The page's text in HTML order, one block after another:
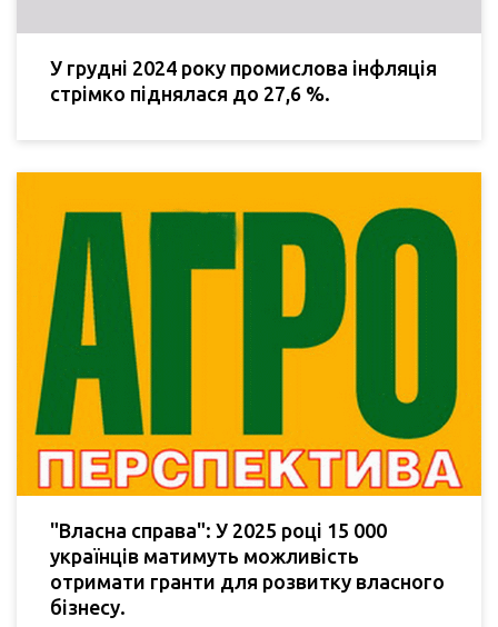
У грудні 2024 року промислова інфляція
стрімко піднялася до 27,6 %.
"Власна справа": У 2025 році 15 000
українців матимуть можливість
отримати гранти для розвитку власного
бізнесу.